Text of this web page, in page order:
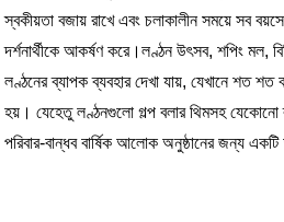
স্বকীয়তা বজায় রাখে এবং চলাকালীন সময়ে সব
দর্শনার্থীকে আকর্ষণ করে।লণ্ঠন উৎসব, শপিং মল,
লণ্ঠনের ব্যাপক ব্যবহার দেখা যায়, যেখানে শত শত
হয়। যেহেতু লণ্ঠনগুলো গল্প বলার থিমসহ যেকোনো
পরিবার-বান্ধব বার্ষিক আলোক অনুষ্ঠানের জন্য